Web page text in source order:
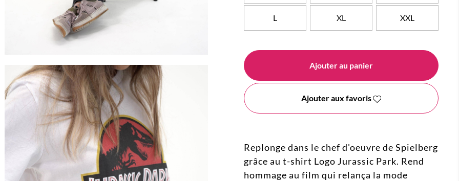
L XL XXL
Ajouter au panier
Ajouter aux favoris
Replonge dans le chef d'oeuvre de Spielberg
grâce au t-shirt Logo Jurassic Park. Rend
hommage au film qui relança la mode